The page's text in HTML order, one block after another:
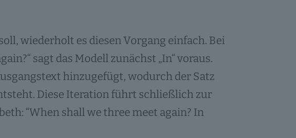
wiederholt es diesen Vorgang einfach. Bei
sagt das Modell zunächst „In“ voraus.
hinzugefügt, wodurch der Satz
Diese Iteration führt schließlich zur
“When shall we three meet again? In